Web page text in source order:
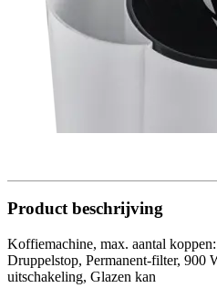
Product beschrijving
Koffiemachine, max. aantal
Druppelstop, Permanent-filter, 900
uitschakeling, Glazen kan